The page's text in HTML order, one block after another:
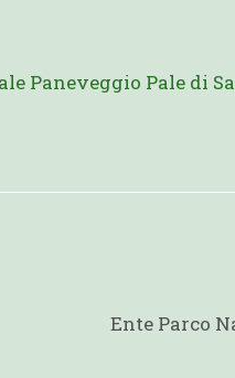
Paneveggio Pale di
Ente Parco